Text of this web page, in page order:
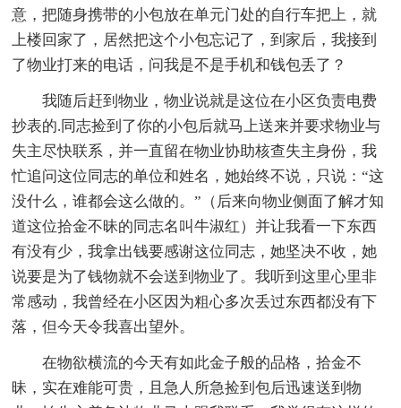
意，把随身携带的小包放在单元门处的自行车把上，就
上楼回家了，居然把这个小包忘记了，到家后，我接到
了物业打来的电话，问我是不是手机和钱包丢了？
我随后赶到物业，物业说就是这位在小区负责电费
抄表的.同志捡到了你的小包后就马上送来并要求物业与
失主尽快联系，并一直留在物业协助核查失主身份，我
忙追问这位同志的单位和姓名，她始终不说，只说：“这
没什么，谁都会这么做的。”（后来向物业侧面了解才知
道这位拾金不昧的同志名叫牛淑红）并让我看一下东西
有没有少，我拿出钱要感谢这位同志，她坚决不收，她
说要是为了钱物就不会送到物业了。我听到这里心里非
常感动，我曾经在小区因为粗心多次丢过东西都没有下
落，但今天令我喜出望外。
在物欲横流的今天有如此金子般的品格，拾金不
昧，实在难能可贵，且急人所急捡到包后迅速送到物